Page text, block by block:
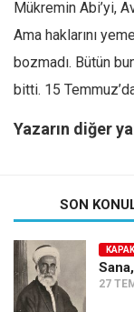
Mükremin Abi’yi,
Ama haklarını
bozmadı. Bütün
bitti. 15
Yazarın diğer
SON
KAPAK
27